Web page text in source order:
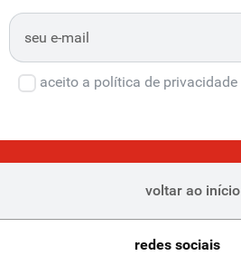
aceito a política de privacidade
voltar ao início
redes sociais